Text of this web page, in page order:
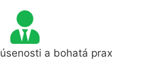
a bohatá prax